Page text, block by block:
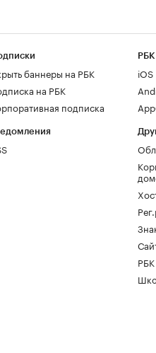
баннеры на РБК
на РБК
подписка
iOS